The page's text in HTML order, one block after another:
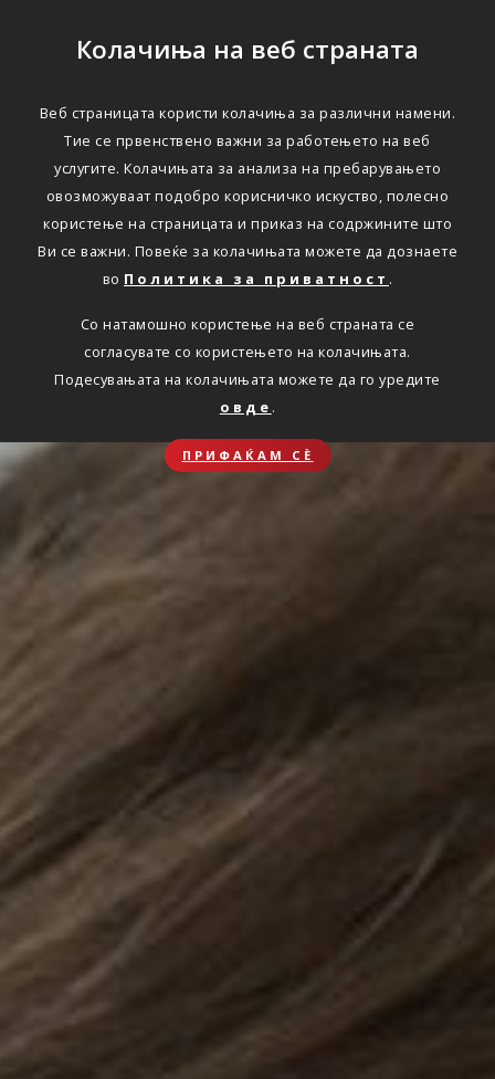
Колачиња на веб страната
Веб страницата користи колачиња за различни намени.
Тие се првенствено важни за работењето на веб
услугите. Колачињата за анализа на пребарувањето
овозможуваат подобро корисничко искуство, полесно
користење на страницата и приказ на содржините што
Ви се важни. Повеќе за колачињата можете да дознаете
во Политика за приватност .
Со натамошно користење на веб страната се
согласувате со користењето на колачињата.
Подесувањата на колачињата можете да го уредите
овде .
ПРИФАЌАМ СЀ